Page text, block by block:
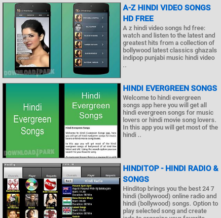
A-Z HINDI VIDEO SONGS
HD FREE
A z hindi video songs hd free:
watch and listen to the latest and
greatest hits from a collection of
bollywood latest classics ghazals
indipop punjabi music hindi video
..
HINDI EVERGREEN SONGS
Welcome to hindi evergreen
songs app here you will get all
hindi evergreen songs for music
lovers or hindi movie song lovers.
In this app you will get most of the
hindi ..
HINDITOP - HINDI RADIO &
SONGS
Hinditop brings you the best 24 7
hindi (bollywood) online radio and
hindi (bollywood) songs. Option to
play selected song and create